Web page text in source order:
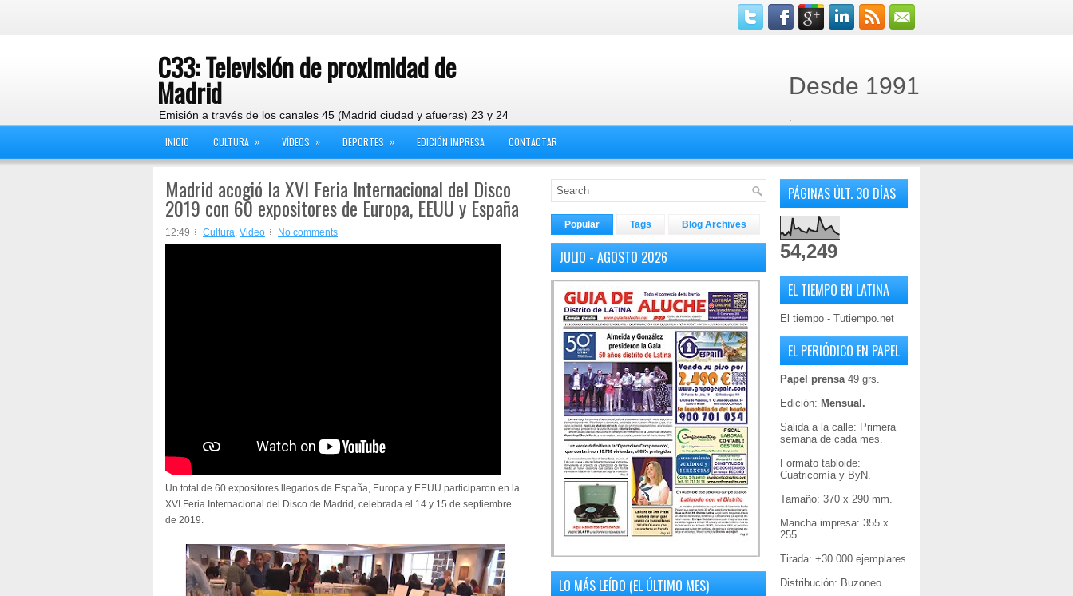
C33: Televisión de proximidad de
Madrid
Emisión a través de los canales 45 (Madrid ciudad y afueras) 23 y 24
Desde 1991
INICIO CULTURA » VÍDEOS » DEPORTES » EDICIÓN IMPRESA CONTACTAR
Madrid acogió la XVI Feria Internacional del Disco
2019 con 60 expositores de Europa, EEUU y España
12:49 Cultura, Video No comments
Un total de 60 expositores llegados de España, Europa y EEUU participaron en la
XVI Feria Internacional del Disco de Madrid, celebrada el 14 y 15 de septiembre
de 2019.
Popular Tags Blog Archives
JULIO - AGOSTO 2026
LO MÁS LEÍDO (EL ÚLTIMO MES)
PÁGINAS ÚLT. 30 DÍAS
54,249
EL TIEMPO EN LATINA
El tiempo - Tutiempo.net
EL PERIÓDICO EN PAPEL
Papel prensa49 grs.
Edición: Mensual.
Salida a la calle: Primera
semana de cada mes.
Formato tabloide:
Cuatricomía y ByN.
Tamaño: 370 x 290 mm.
Mancha impresa: 355 x
255
Tirada: +30.000 ejemplares
Distribución: Buzoneo